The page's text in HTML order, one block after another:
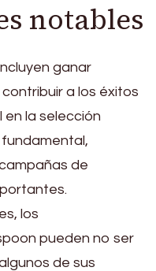
notables
ganar
a los éxitos
en la selección
de
los
pueden no ser
de sus